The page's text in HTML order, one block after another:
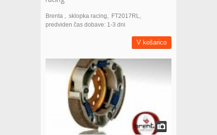
Brenta sklopka racing
FT2017RL
predviden čas dobave: 1-3 dni
V košarico